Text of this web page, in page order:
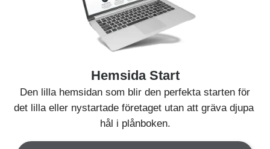
Hemsida Start
Den lilla hemsidan som blir den perfekta starten för
det lilla eller nystartade företaget utan att gräva djupa
hål i plånboken.